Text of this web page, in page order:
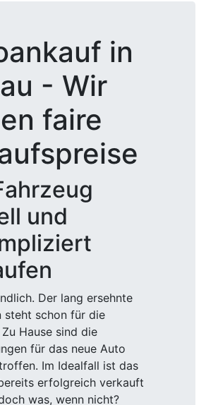
in
- Wir
faire
und
Der lang ersehnte
steht schon für die
Hause sind die
für das neue Auto
Im Idealfall ist das
erfolgreich verkauft
was, wenn nicht?